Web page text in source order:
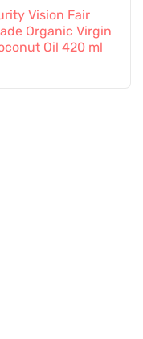
Vision Fair
Organic Virgin
Oil 420 ml